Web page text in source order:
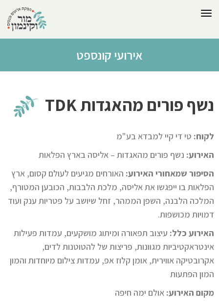
תפריט
אירועי קונספט
נשף פורים מהאגדות ‪TDK‬
לקוח: טי די קיי למבדא בע"מ
האירוע: נשף פורים מהאגדות – אליסה בארץ הפלאות
הסיפור שמאחורי האירוע: האורחים מגיעים לעולם קסום, ארץ
הפלאות בו ייפגשו את אליסה, מלכת הלבבות, הכובען המטורף,
המלכה הלבנה, השפן הממהר, זחל שיושב על פטריות ענק ועוד
דמויות מכושפות.
האירוע כלל: עיצוב תפאורה ומיתוג מושקעים, עמדות פעילות
אינטראקטיביות מגוונות, פריצות של להטוטנות לדים,
אקרובטיקה אווירית, אומן קלוז אפ, עמדות צילום מיוחדות והמון
המון הפתעות
מקום האירוע: אולם ימה חיפה